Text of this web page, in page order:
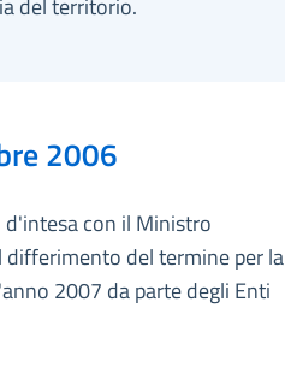
del territorio.
2006
con il Ministro
del termine per la
2007 da parte degli Enti